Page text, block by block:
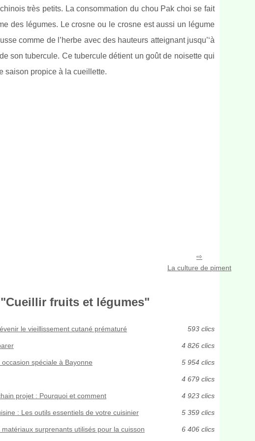
très petits. La consommation du chou Pak choi se fait
des légumes. Le crosne ou le crosne est aussi un légume
comme de l’herbe avec des hauteurs atteignant jusqu’‘à
son tubercule. Ce tubercule détient un goût de noisette qui
saison propice à la cueillette.
La culture de piment
fruits et légumes"
le vieillissement cutané prématuré 593 clics
4 826 clics
spéciale à Bayonne 5 954 clics
4 679 clics
projet : Pourquoi et comment 4 923 clics
: Les outils essentiels de votre cuisinier 5 359 clics
surprenants utilisés pour la cuisson
6 406 clics